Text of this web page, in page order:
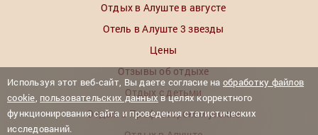
Отдых в Алуште в августе
Отель в Алуште 3 звезды
Цены
Отзывы об отдыхе
Отдых с детьми
Отдых в Профессорском уголке
Используя этот веб-сайт, Вы даете согласие на обработку файлов
cookie, пользовательских данныхв целях корректного
функционирования сайта и проведения статистических
исследований.